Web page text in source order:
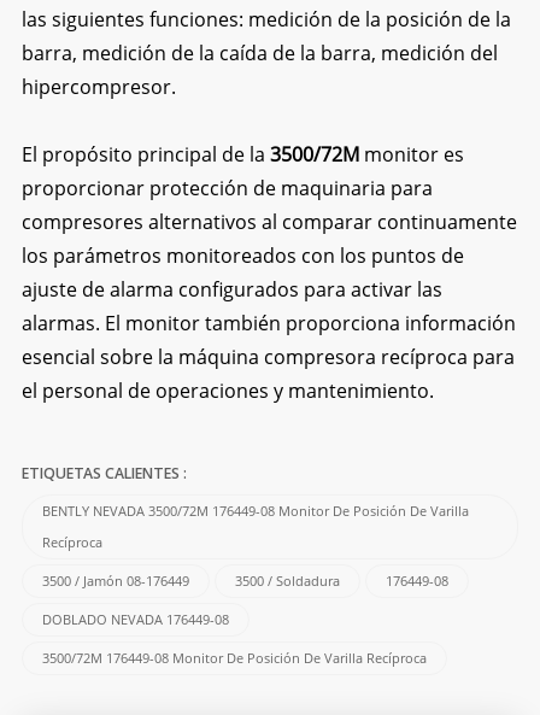
las siguientes funciones: medición de la posición de la
barra, medición de la caída de la barra, medición del
hipercompresor.
El propósito principal de la 3500/72Mmonitor es
proporcionar protección de maquinaria para
compresores alternativos al comparar continuamente
los parámetros monitoreados con los puntos de
ajuste de alarma configurados para activar las
alarmas. El monitor también proporciona información
esencial sobre la máquina compresora recíproca para
el personal de operaciones y mantenimiento.
ETIQUETAS CALIENTES :
BENTLY NEVADA 3500/72M 176449-08 Monitor De Posición De Varilla
Recíproca
3500 / Jamón 08-176449 3500 / Soldadura 176449-08
DOBLADO NEVADA 176449-08
3500/72M 176449-08 Monitor De Posición De Varilla Recíproca